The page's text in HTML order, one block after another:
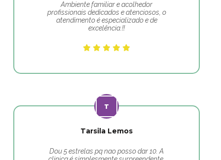
Ambiente familiar e acolhedor
profissionais dedicados e atenciosos, o
atendimento é especializado e de
excelência.!!
Tarsila Lemos
Dou 5 estrelas pq nao posso dar 10. A